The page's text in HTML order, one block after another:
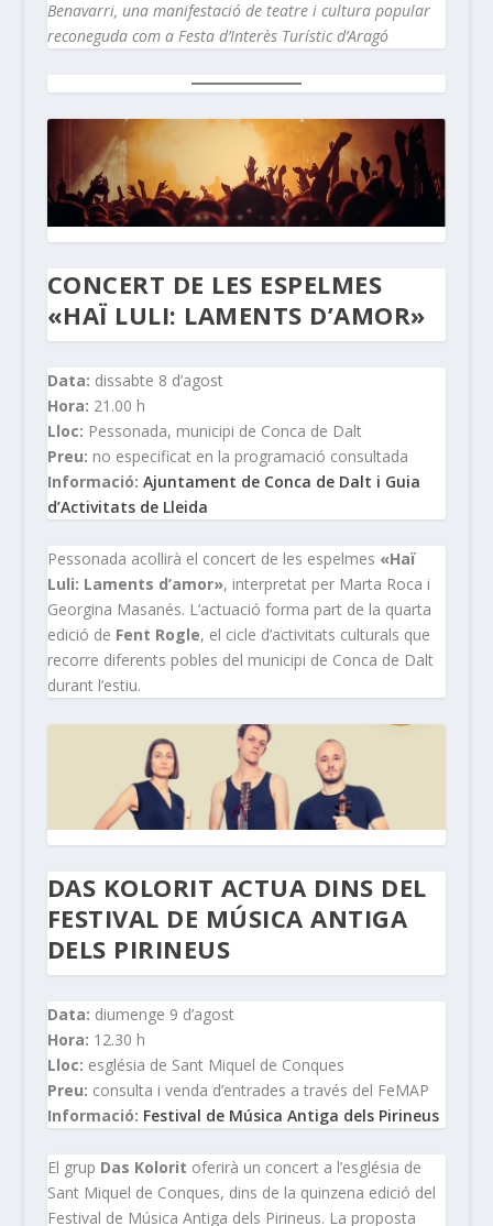
Benavarri, una manifestació de teatre i cultura popular
reconeguda com a Festa d’Interès Turístic d’Aragó
CONCERT DE LES ESPELMES
«HAÏ LULI: LAMENTS D’AMOR»
Data: dissabte 8 d’agost
Hora: 21.00 h
Lloc: Pessonada, municipi de Conca de Dalt
Preu: no especificat en la programació consultada
Informació: Ajuntament de Conca de Dalt i Guia
d’Activitats de Lleida
Pessonada acollirà el concert de les espelmes «Haï
Luli: Laments d’amor», interpretat per Marta Roca i
Georgina Masanés. L’actuació forma part de la quarta
edició de Fent Rogle, el cicle d’activitats culturals que
recorre diferents pobles del municipi de Conca de Dalt
durant l’estiu.
DAS KOLORIT ACTUA DINS DEL
FESTIVAL DE MÚSICA ANTIGA
DELS PIRINEUS
Data: diumenge 9 d’agost
Hora: 12.30 h
Lloc: església de Sant Miquel de Conques
Preu: consulta i venda d’entrades a través del FeMAP
Informació: Festival de Música Antiga dels Pirineus
El grup Das Kolorit oferirà un concert a l’església de
Sant Miquel de Conques, dins de la quinzena edició del
Festival de Música Antiga dels Pirineus. La proposta